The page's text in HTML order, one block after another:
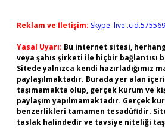
Reklam ve İletişim: Skype:
Yasal Uyarı: Bu internet sitesi,
veya şahıs şirketi ile hiçbir bağlantısı
Sitede yalnızca kendi hazırladığımız
paylaşılmaktadır. Burada yer alan
taşımamakta olup, gerçek kurum ve
paylaşım yapılmamaktadır. Gerçek
benzerlikleri tamamen tesadüfidir.
taslak halindedir ve tavsiye niteliği